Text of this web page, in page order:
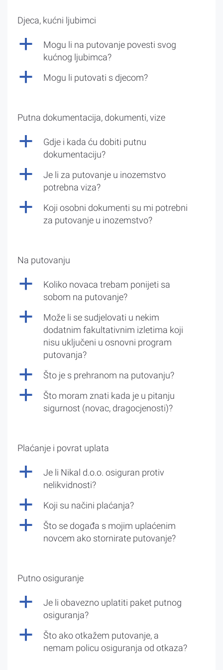
Djeca, kućni ljubimci
a
Mogu li na putovanje povesti svog
kućnog ljubimca?
a Mogu li putovati s djecom?
Putna dokumentacija, dokumenti, vize
a
Gdje i kada ću dobiti putnu
dokumentaciju?
a
Je li za putovanje u inozemstvo
potrebna viza?
a
Koji osobni dokumenti su mi potrebni
za putovanje u inozemstvo?
Na putovanju
a
Koliko novaca trebam ponijeti sa
sobom na putovanje?
a
Može li se sudjelovati u nekim
dodatnim fakultativnim izletima koji
nisu uključeni u osnovni program
putovanja?
a Što je s prehranom na putovanju?
a
Što moram znati kada je u pitanju
sigurnost (novac, dragocjenosti)?
Plaćanje i povrat uplata
a
Je li Nikal d.o.o. osiguran protiv
nelikvidnosti?
a Koji su načini plaćanja?
a
Što se događa s mojim uplaćenim
novcem ako stornirate putovanje?
Putno osiguranje
a
Je li obavezno uplatiti paket putnog
osiguranja?
a
Što ako otkažem putovanje, a
nemam policu osiguranja od otkaza?